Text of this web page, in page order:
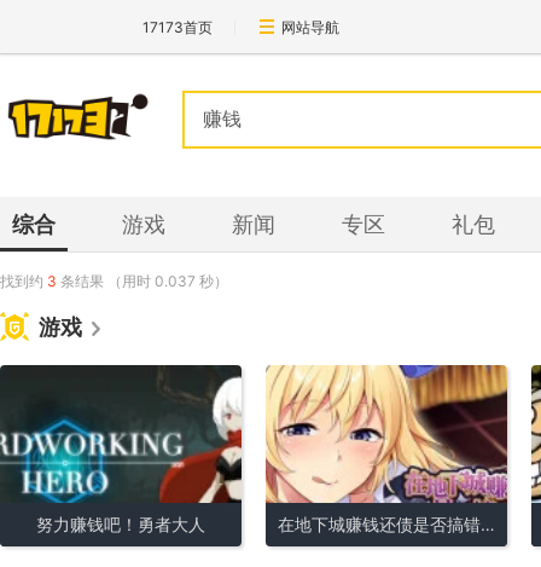
17173首页 网站导航
综合 游戏 新闻 专区 礼包
找到约 3 条结果 （用时 0.037 秒）
游戏
努力赚钱吧！勇者大人 在地下城赚钱还债是否搞错了什么